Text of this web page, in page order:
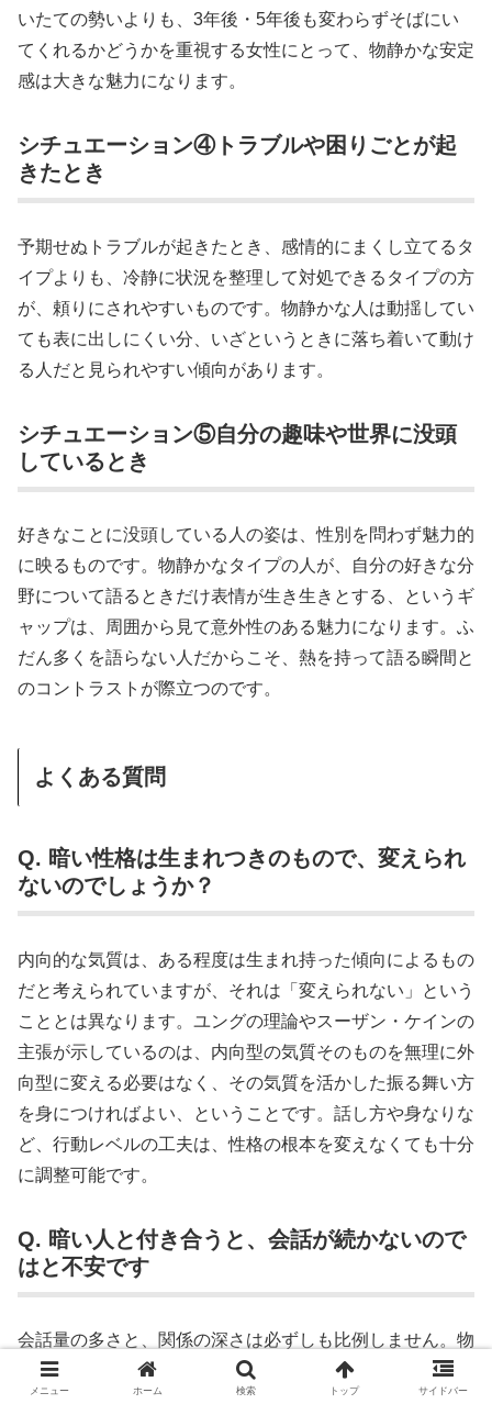
いたての勢いよりも、3年後・5年後も変わらずそばにい
てくれるかどうかを重視する女性にとって、物静かな安定
感は大きな魅力になります。
シチュエーション④トラブルや困りごとが起
きたとき
予期せぬトラブルが起きたとき、感情的にまくし立てるタ
イプよりも、冷静に状況を整理して対処できるタイプの方
が、頼りにされやすいものです。物静かな人は動揺してい
ても表に出しにくい分、いざというときに落ち着いて動け
る人だと見られやすい傾向があります。
シチュエーション⑤自分の趣味や世界に没頭
しているとき
好きなことに没頭している人の姿は、性別を問わず魅力的
に映るものです。物静かなタイプの人が、自分の好きな分
野について語るときだけ表情が生き生きとする、というギ
ャップは、周囲から見て意外性のある魅力になります。ふ
だん多くを語らない人だからこそ、熱を持って語る瞬間と
のコントラストが際立つのです。
よくある質問
Q. 暗い性格は生まれつきのもので、変えられ
ないのでしょうか？
内向的な気質は、ある程度は生まれ持った傾向によるもの
だと考えられていますが、それは「変えられない」という
こととは異なります。ユングの理論やスーザン・ケインの
主張が示しているのは、内向型の気質そのものを無理に外
向型に変える必要はなく、その気質を活かした振る舞い方
を身につければよい、ということです。話し方や身なりな
ど、行動レベルの工夫は、性格の根本を変えなくても十分
に調整可能です。
Q. 暗い人と付き合うと、会話が続かないので
はと不安です
会話量の多さと、関係の深さは必ずしも比例しません。物
静かな人との会話は、量よりも質を重視する傾向がありま
メニュー ホーム 検索 トップ サイドバー